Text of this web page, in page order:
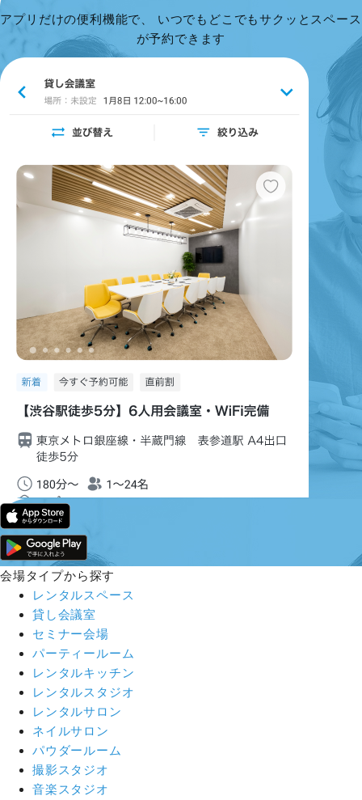
アプリだけの便利機能で、 いつでもどこでもサクッとスペース
が予約できます
会場タイプから探す
レンタルスペース
貸し会議室
セミナー会場
パーティールーム
レンタルキッチン
レンタルスタジオ
レンタルサロン
ネイルサロン
パウダールーム
撮影スタジオ
音楽スタジオ